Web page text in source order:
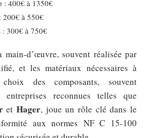
: 400€ à 1350€
: 200€ à 550€
: 300€ à 750€
d’œuvre, souvent réalisée par
et les matériaux nécessaires à
des composants, souvent
reconnues telles que
etHager, joue un rôle clé dans le
aux normes NF C 15-100